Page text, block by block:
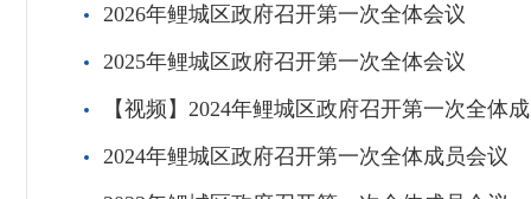
2026年鲤城区政府召开第一次全体会议
2025年鲤城区政府召开第一次全体会议
【视频】2024年鲤城区政府召开第一次全体
2024年鲤城区政府召开第一次全体成员会议